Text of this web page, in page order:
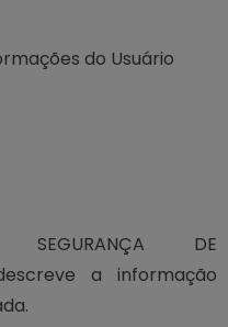
do Usuário
DE
a informação